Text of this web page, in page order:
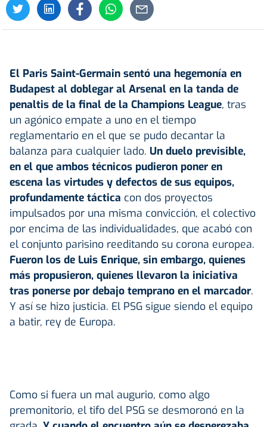
El Paris Saint-Germain sentó una hegemonía en
Budapest al doblegar al Arsenal en la tanda de
penaltis de la final de la Champions League, tras
un agónico empate a uno en el tiempo
reglamentario en el que se pudo decantar la
balanza para cualquier lado. Un duelo previsible,
en el que ambos técnicos pudieron poner en
escena las virtudes y defectos de sus equipos,
profundamente táctica con dos proyectos
impulsados por una misma convicción, el colectivo
por encima de las individualidades, que acabó con
el conjunto parisino reeditando su corona europea.
Fueron los de Luis Enrique, sin embargo, quienes
más propusieron, quienes llevaron la iniciativa
tras ponerse por debajo temprano en el marcador.
Y así se hizo justicia. El PSG sigue siendo el equipo
a batir, rey de Europa.
Como si fuera un mal augurio, como algo
premonitorio, el tifo del PSG se desmoronó en la